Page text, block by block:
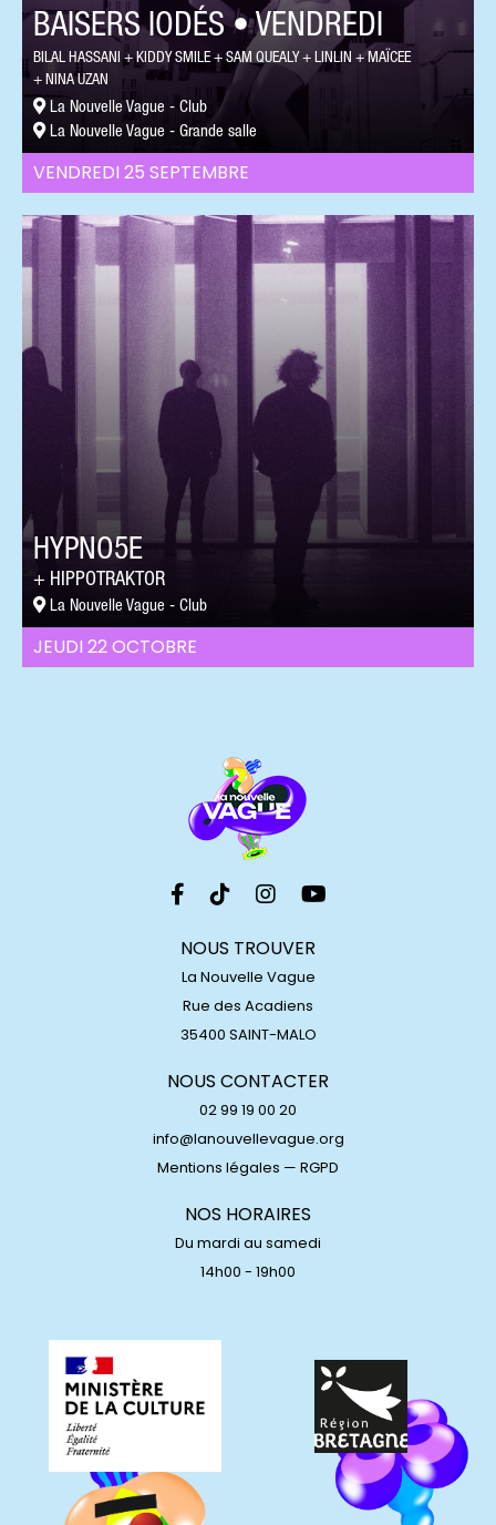
VENDREDI 25 SEPTEMBRE
BAISERS IODÉS • VENDREDI
BILAL HASSANI KIDDY SMILE SAM QUEALY LINLIN
MAÏCEE
NINA UZAN
La Nouvelle Vague - Club
La Nouvelle Vague - Grande salle
JEUDI 22 OCTOBRE
HYPNO5E
HIPPOTRAKTOR
La Nouvelle Vague - Club
NOUS TROUVER
La Nouvelle Vague
Rue des Acadiens
35400 SAINT-MALO
NOUS CONTACTER
02 99 19 00 20
info@lanouvellevague.org
Mentions légales — RGPD
NOS HORAIRES
Du mardi au samedi
14h00 - 19h00